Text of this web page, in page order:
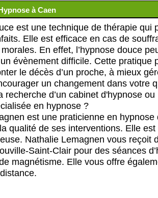
à Caen
est une technique de thérapie qui
Elle est efficace en cas de
En effet, l’hypnose douce
évènement difficile. Cette pratique
le décès d’un proche, à mieux
un changement dans votre
recherche d’un cabinet d'hypnose ou
en hypnose ?
est une praticienne en hypnose
qualité de ses interventions. Elle
Nathalie Lemagnen vous reçoit
Saint-Clair pour des séances
magnétisme. Elle vous offre